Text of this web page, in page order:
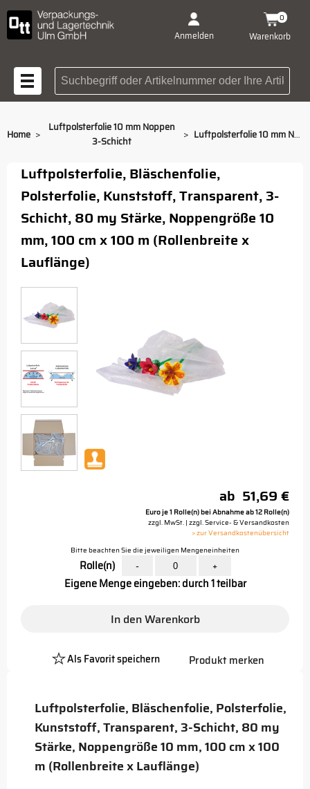
Anmelden Warenkorb
0
Suchbegriff oder
Home >
Luftpolsterfolie 10 mm Noppen
3-Schicht
> Luftpolsterfolie 10 mm Noppen 3-Schicht 100 cm breit
Luftpolsterfolie, Bläschenfolie, Polsterfolie,
Kunststoff, Transparent, 3-Schicht, 80 my
Stärke, Noppengröße 10 mm, 100 cm x 100
m (Rollenbreite x Lauflänge)
Luftpolsterfolie, Bläschenfolie,
Polsterfolie, Kunststoff, Transparent, 3-
Schicht, 80 my Stärke, Noppengröße 10
mm, 100 cm x 100 m (Rollenbreite x
Lauflänge)
ab 51,69 €
Euro je 1 Rolle(n) bei Abnahme ab 12 Rolle(n)
zzgl. MwSt. | zzgl. Service- & Versandkosten
> zur Versandkostenübersicht
Bitte beachten Sie die jeweiligen Mengeneinheiten
Rolle(n) - +
Eigene Menge eingeben: durch 1 teilbar
In den Warenkorb
Als Favorit speichern
Platzhalter
Produkt merken